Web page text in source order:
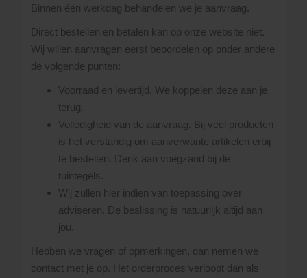
Binnen één werkdag behandelen we je aanvraag.
Direct bestellen en betalen kan op onze website niet.
Wij willen aanvragen eerst beoordelen op onder andere
de volgende punten:
Voorraad en levertijd. We koppelen deze aan je
terug.
Volledigheid van de aanvraag. Bij veel producten
is het verstandig om aanverwante artikelen erbij
te bestellen. Denk aan voegzand bij de
tuintegels.
Wij zullen hier indien van toepassing over
adviseren. De beslissing is natuurlijk altijd aan
jou.
Hebben we vragen of opmerkingen, dan nemen we
contact met je op. Het orderproces verloopt dan als